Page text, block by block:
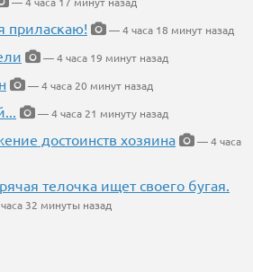
приласкаю!
— 4 часа 18 минут назад
— 4 часа 19 минут назад
— 4 часа 20 минут назад
— 4 часа 21 минуту назад
достоинств хозяина
— 4 часа
телочка ищет своего бугая.
32 минуты назад